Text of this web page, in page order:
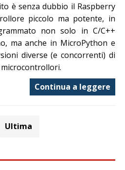
è senza dubbio il Raspberry
piccolo ma potente, in
non solo in C/C++
ma anche in MicroPython e
diverse (e concorrenti) di
Continua a leggere
Ultima